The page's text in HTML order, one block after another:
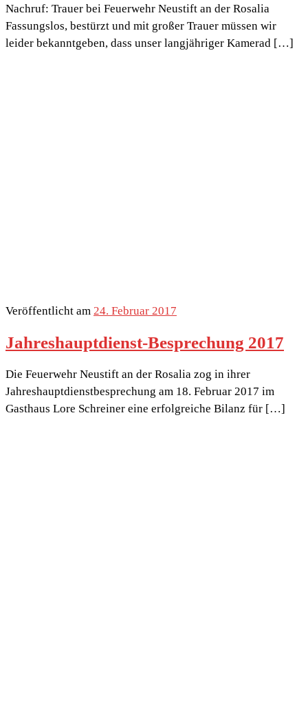
Nachruf: Trauer bei Feuerwehr Neustift an der Rosalia
Fassungslos, bestürzt und mit großer Trauer müssen wir
leider bekanntgeben, dass unser langjähriger Kamerad […]
Veröffentlicht am 24. Februar 2017
Jahreshauptdienst-Besprechung 2017
Die Feuerwehr Neustift an der Rosalia zog in ihrer
Jahreshauptdienstbesprechung am 18. Februar 2017 im
Gasthaus Lore Schreiner eine erfolgreiche Bilanz für […]